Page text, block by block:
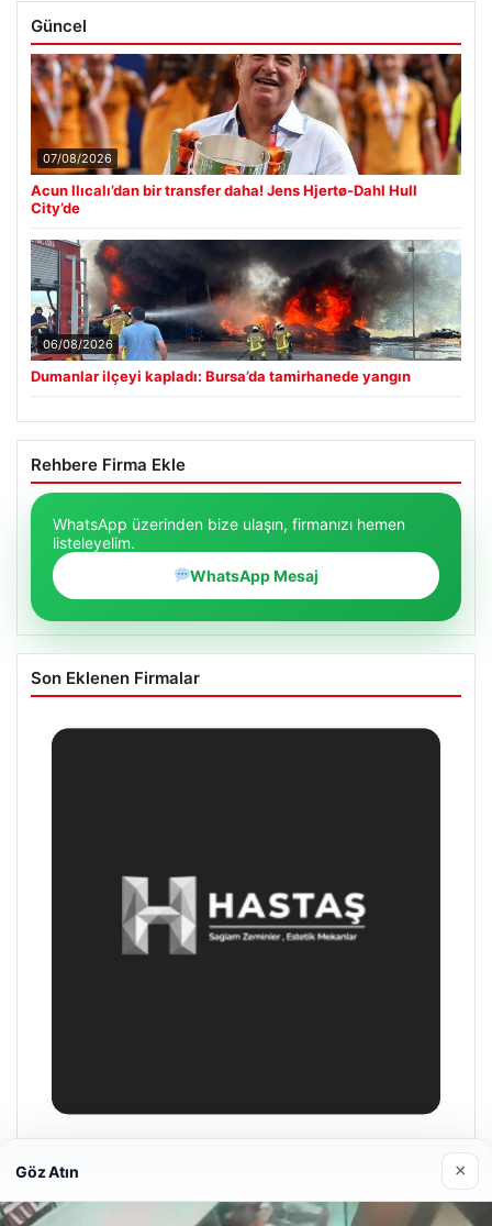
Güncel
07/08/2026
Acun Ilıcalı’dan bir transfer daha! Jens Hjertø-Dahl Hull
City’de
06/08/2026
Dumanlar ilçeyi kapladı: Bursa’da tamirhanede yangın
Rehbere Firma Ekle
WhatsApp üzerinden bize ulaşın, firmanızı hemen
listeleyelim.
WhatsApp Mesaj
Son Eklenen Firmalar
Enes Kaplan Avukatlık Bürosu
Göz Atın ×